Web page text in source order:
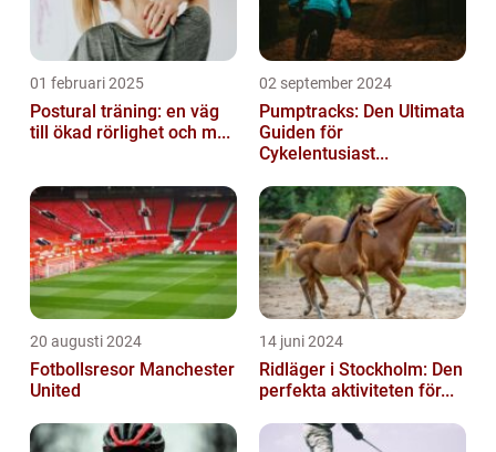
01 februari 2025
Postural träning: en väg
till ökad rörlighet och m...
02 september 2024
Pumptracks: Den Ultimata
Guiden för
Cykelentusiast...
20 augusti 2024
Fotbollsresor Manchester
United
14 juni 2024
Ridläger i Stockholm: Den
perfekta aktiviteten för...